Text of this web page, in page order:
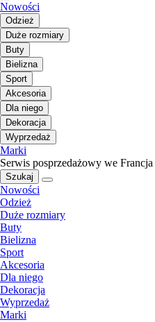
Nowości
Odzież
Duże rozmiary
Buty
Bielizna
Sport
Akcesoria
Dla niego
Dekoracja
Wyprzedaż
Marki
Serwis posprzedażowy we Francja
Szukaj
Nowości
Odzież
Duże rozmiary
Buty
Bielizna
Sport
Akcesoria
Dla niego
Dekoracja
Wyprzedaż
Marki